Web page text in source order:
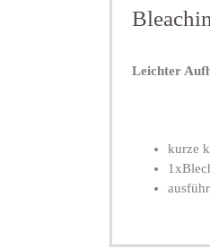
Leichter
kurze